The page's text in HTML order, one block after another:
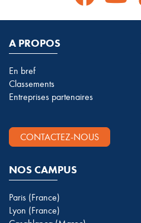
A PROPOS
En bref
Classements
Entreprises partenaires
CONTACTEZ-NOUS
NOS CAMPUS
Paris (France)
Lyon (France)